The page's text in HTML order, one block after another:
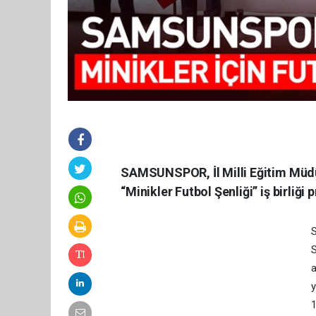
SAMSUNSPOR, İl Milli Eğitim
“Minikler Futbol Şenliği” iş birliği